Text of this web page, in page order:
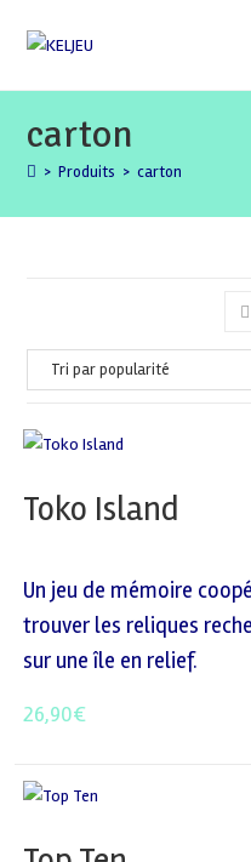
carton
> Produits > carton
Toko Island
Un jeu de mémoire
trouver les reliques
sur une île en relief.
26,90€